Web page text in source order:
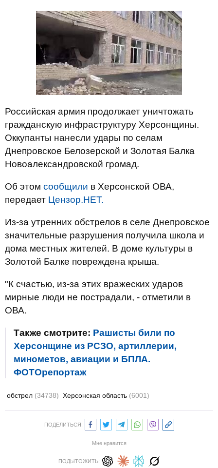
Российская армия продолжает уничтожать
гражданскую инфраструктуру Херсонщины.
Оккупанты нанесли удары по селам
Днепровское Белозерской и Золотая Балка
Новоалександровской громад.
Об этом сообщили в Херсонской ОВА,
передает Цензор.НЕТ.
Из-за утренних обстрелов в селе Днепровское
значительные разрушения получила школа и
дома местных жителей. В доме культуры в
Золотой Балке повреждена крыша.
"К счастью, из-за этих вражеских ударов
мирные люди не пострадали, - отметили в
ОВА.
Также смотрите: Рашисты били по
Херсонщине из РСЗО, артиллерии,
минометов, авиации и БПЛА.
ФОТОрепортаж
обстрел (34738) Херсонская область (6001)
ПОДЕЛИТЬСЯ:
Мне нравится
ПОДЫТОЖИТЬ: